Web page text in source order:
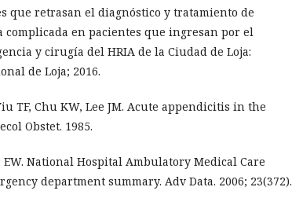
que retrasan el diagnóstico y tratamiento de
complicada en pacientes que ingresan por el
y cirugía del HRIA de la Ciudad de Loja:
de Loja; 2016.
TF, Chu KW, Lee JM. Acute appendicitis in the
Obstet. 1985.
EW. National Hospital Ambulatory Medical Care
department summary. Adv Data. 2006; 23(372).